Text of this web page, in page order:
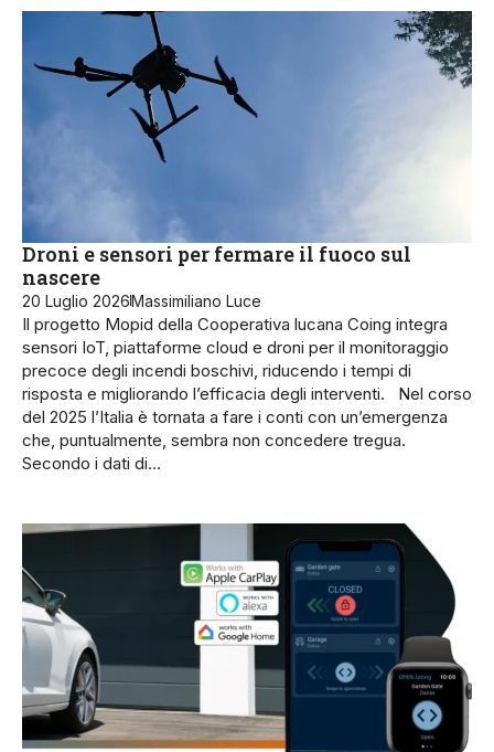
Droni e sensori per fermare il fuoco sul
nascere
20 Luglio 2026Massimiliano Luce
Il progetto Mopid della Cooperativa lucana Coing integra
sensori IoT, piattaforme cloud e droni per il monitoraggio
precoce degli incendi boschivi, riducendo i tempi di
risposta e migliorando l’efficacia degli interventi. Nel corso
del 2025 l’Italia è tornata a fare i conti con un’emergenza
che, puntualmente, sembra non concedere tregua.
Secondo i dati di…